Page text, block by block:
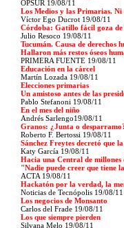
OPSUR 19/08/11
Los Medios y las Primarias.
Víctor Ego Ducrot 19/08/11
Córdoba: Gatillo fácil goza de
Julio Resoco 19/08/11
Tucumán. Causa de derechos
Hallaron más restos óseos
PRIMERA FUENTE 19/08/11
Educación en la cárcel
Martín Lozada 19/08/11
Elecciones primarias
Un amistoso antes de las
Pablo Stefanoni 19/08/11
En el mes del niño
Andrés Sarlengo19/08/11
Granos: ¿Junta o
Roberto F. Bertossi 19/08/11
Sánchez Freytes decretó que
Katy García 19/08/11
Hacia una Central de millones
"Nadie puede creer que tiene
ACTA 19/08/11
Hackatón por la verdad, la
Noticias de Tecnópolis 19/08/11
Los negocios de Monsanto
Carlos del Frade 19/08/11
Los que siempre pierden
Silvana Melo 19/08/11